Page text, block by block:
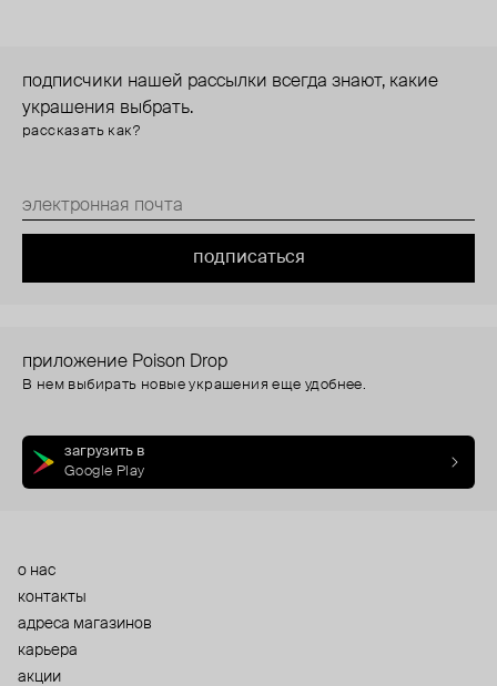
подписчики нашей рассылки всегда знают, какие
украшения выбрать.
рассказать как?
подписаться
приложение Poison Drop
В нем выбирать новые украшения еще удобнее.
загрузить в
Google Play
о нас
контакты
адреса магазинов
карьера
акции